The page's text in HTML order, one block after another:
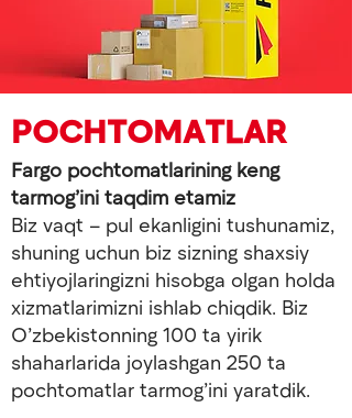
POCHTOMATLAR
Fargo pochtomatlarining keng
tarmog’ini taqdim etamiz
Biz vaqt – pul ekanligini tushunamiz,
shuning uchun biz sizning shaxsiy
ehtiyojlaringizni hisobga olgan holda
xizmatlarimizni ishlab chiqdik. Biz
O’zbekistonning 100 ta yirik
shaharlarida joylashgan 250 ta
pochtomatlar tarmog’ini yaratdik.